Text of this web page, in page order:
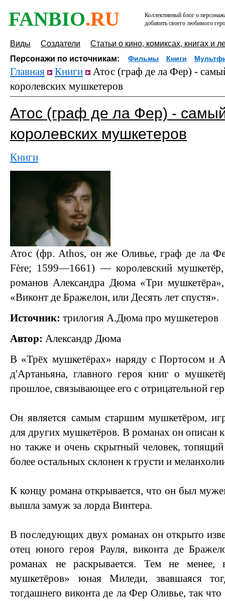
FANBIO.RU
Коллективный блог о
добавить своего любимого
Виды Создатели
Статьи о кино, комиксах, книгах и
Персонажи по источникам:
Фильмы Книги
Главная Книги
Атос (граф де ла Фер) -
королевских мушкетеров
Атос (граф де ла Фер) -
королевских мушкетеров
Книги
Атос (фр. Athos, он же Оливье, граф де ла
Fère; 1599—1661) — королевский
романов Александра Дюма «Три
«Виконт де Бражелон, или Десять лет спустя».
Источник: трилогия А.Дюма про мушкетеров
Автор: Александр Дюма
В «Трёх мушкетёрах» наряду с Портосом и
д'Артаньяна, главного героя книг о
прошлое, связывающее его с отрицательной
Он является самым старшим мушкетёром,
для других мушкетёров. В романах он описан
но также и очень скрытный человек,
более остальных склонен к грусти и
К концу романа открывается, что он был
вышла замуж за лорда Винтера.
В последующих двух романах он открыто
отец юного героя Рауля, виконта де
романах не раскрывается. Тем не
мушкетёров» юная Миледи, звавшаяся
тогдашнего виконта де ла Фер Оливье, так